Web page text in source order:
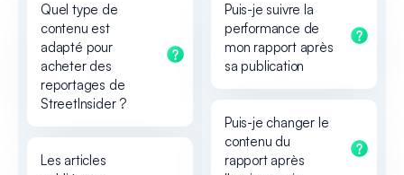
Quel type de
contenu est
adapté pour
acheter des
reportages de
StreetInsider ?
Les articles
Puis-je suivre la
performance de
mon rapport après
sa publication
Puis-je changer le
contenu du
rapport après